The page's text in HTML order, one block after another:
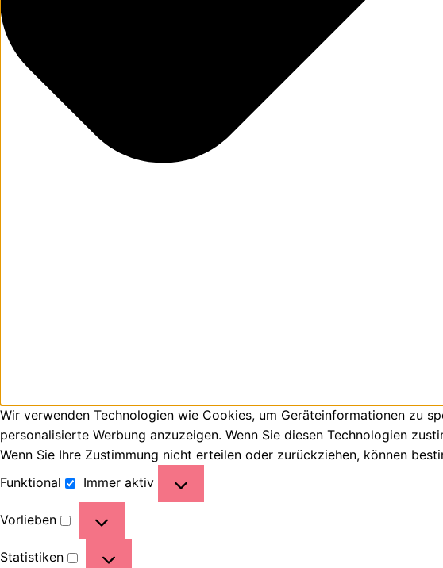
Wir verwenden Technologien wie Cookies, um Geräteinformationen zu
personalisierte Werbung anzuzeigen. Wenn Sie diesen Technologien
Wenn Sie Ihre Zustimmung nicht erteilen oder zurückziehen, können
Funktional
Immer aktiv
Vorlieben
Statistiken